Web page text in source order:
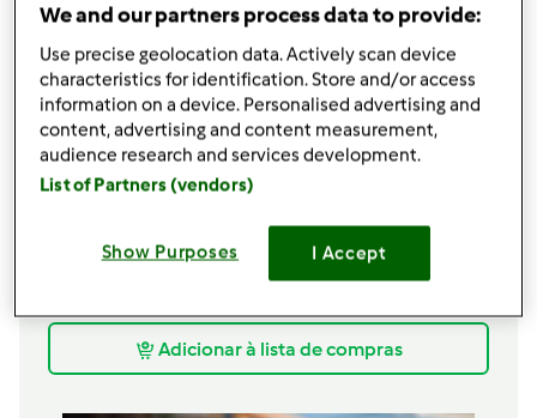
Ingredientes
O 1º puré de carne
200gralho francês cortado em pedaços
250gr cenoura cortada em pedaços
100grbatata doce cortada em pedaços
carne de vitela em cubos, sem nervos
250grágua
chá de azeite virgem extra (0,2% acidez),
Adicionar à lista de compras
We and our partners process data to provide:
Use precise geolocation data. Actively scan device
characteristics for identification. Store and/or access
information on a device. Personalised advertising and
content, advertising and content measurement,
audience research and services development.
List of Partners (vendors)
Show Purposes I Accept